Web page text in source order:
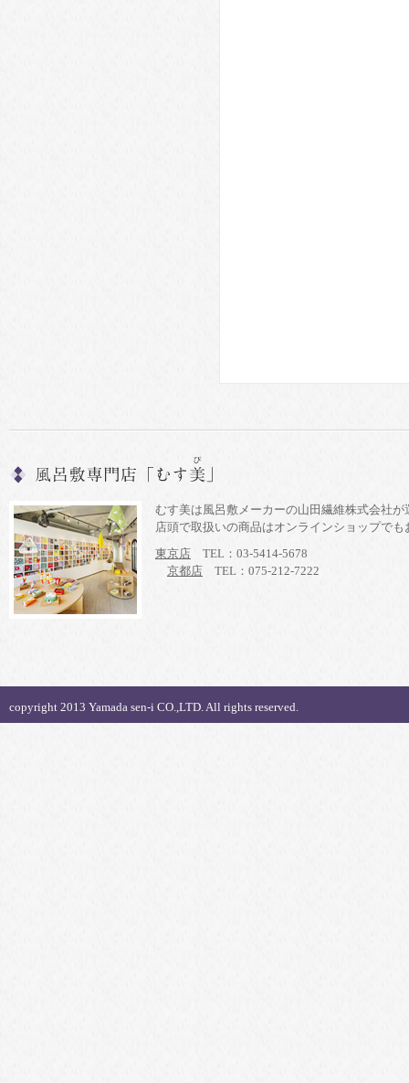
むす美は風呂敷メーカーの山田繊維株式会社
店頭で取扱いの商品はオンラインショップで
東京店 TEL：03-5414-5678
京都店 TEL：075-212-7222
copyright 2013 Yamada sen-i CO.,LTD. All rights reserved.